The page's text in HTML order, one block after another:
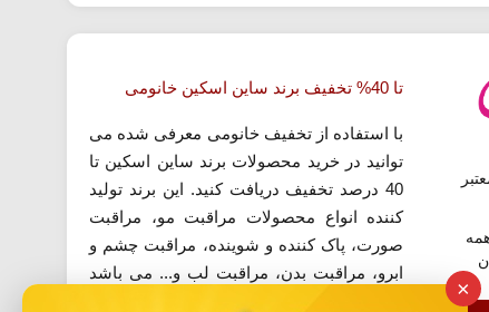
تا 40% تخفیف برند ساین اسکین خانومی
با استفاده از تخفیف خانومی معرفی شده می
توانید در خرید محصولات برند ساین اسکین تا
40 درصد تخفیف دریافت کنید. این برند تولید
کننده انواع محصولات مراقبت مو، مراقبت
صورت، پاک کننده و شوینده، مراقبت چشم و
ابرو، مراقبت بدن، مراقبت لب و... می باشد
×